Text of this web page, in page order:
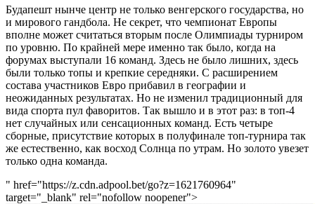
Будапешт нынче центр не только венгерского государства, но
и мирового гандбола. Не секрет, что чемпионат Европы
вполне может считаться вторым после Олимпиады турниром
по уровню. По крайней мере именно так было, когда на
форумах выступали 16 команд. Здесь не было лишних, здесь
были только топы и крепкие середняки. С расширением
состава участников Евро прибавил в географии и
неожиданных результатах. Но не изменил традиционный для
вида спорта пул фаворитов. Так вышло и в этот раз: в топ-4
нет случайных или сенсационных команд. Есть четыре
сборные, присутствие которых в полуфинале топ-турнира так
же естественно, как восход Солнца по утрам. Но золото увезет
только одна команда.
" href="https://z.cdn.adpool.bet/go?z=1621760964"
target="_blank" rel="nofollow noopener">